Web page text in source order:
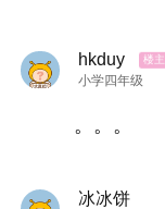
hkduy
小学四年级
。。。
冰冰饼